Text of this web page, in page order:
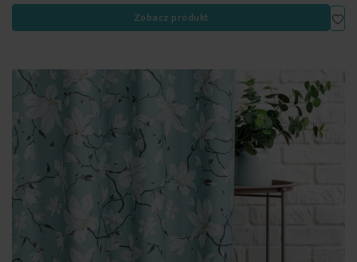
Zobacz produkt